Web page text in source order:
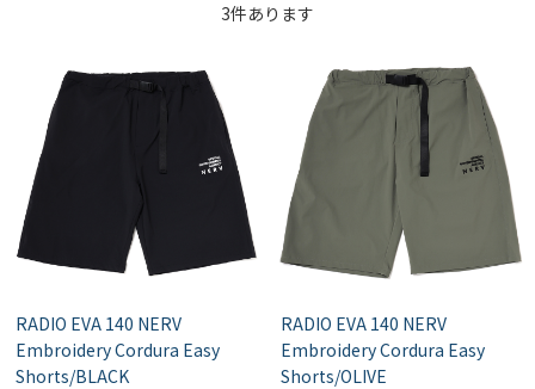
3件あります
RADIO EVA 140 NERV
Embroidery Cordura Easy
Shorts/BLACK
RADIO EVA 140 NERV
Embroidery Cordura Easy
Shorts/OLIVE